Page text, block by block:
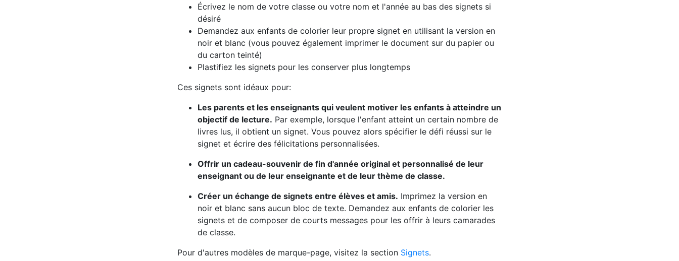
Écrivez le nom de votre classe ou votre nom et l'année au bas des signets si
désiré
Demandez aux enfants de colorier leur propre signet en utilisant la version en
noir et blanc (vous pouvez également imprimer le document sur du papier ou
du carton teinté)
Plastifiez les signets pour les conserver plus longtemps
Ces signets sont idéaux pour:
Les parents et les enseignants qui veulent motiver les enfants à atteindre un
objectif de lecture. Par exemple, lorsque l'enfant atteint un certain nombre de
livres lus, il obtient un signet. Vous pouvez alors spécifier le défi réussi sur le
signet et écrire des félicitations personnalisées.
Offrir un cadeau-souvenir de fin d'année original et personnalisé de leur
enseignant ou de leur enseignante et de leur thème de classe.
Créer un échange de signets entre élèves et amis. Imprimez la version en
noir et blanc sans aucun bloc de texte. Demandez aux enfants de colorier les
signets et de composer de courts messages pour les offrir à leurs camarades
de classe.
Pour d'autres modèles de marque-page, visitez la section Signets.